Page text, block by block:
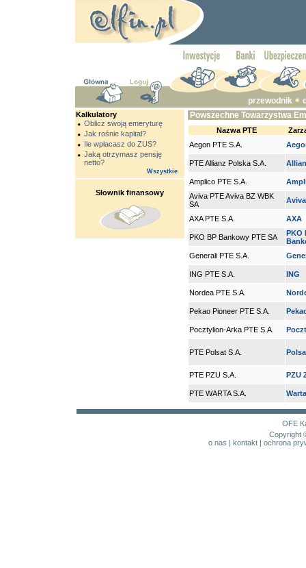
przewodnik
Kalkulatory
Oblicz swoją emeryturę
Jak rośnie kapitał?
Ile wpłacasz do ZUS?
Jaką otrzymasz pensję
netto?
Wszystkie
Słownik finansowy
Powszechne Towarzystwa
Nazwa PTE
Aegon PTE S.A.
PTE Allianz Polska S.A.
Amplico PTE S.A.
Aviva PTE Aviva BZ WBK
SA
Aviva
AXA PTE S.A. AXA
PKO BP Bankowy PTE SA
PKO
Generali PTE S.A.
ING PTE S.A. ING
Nordea PTE S.A.
Pekao Pioneer PTE S.A.
Pocztylion-Arka PTE S.A.
PTE Polsat S.A.
PTE PZU S.A. PZU
PTE WARTA S.A. Warta
OFE
Copyright
o nas | kontakt| ochrona